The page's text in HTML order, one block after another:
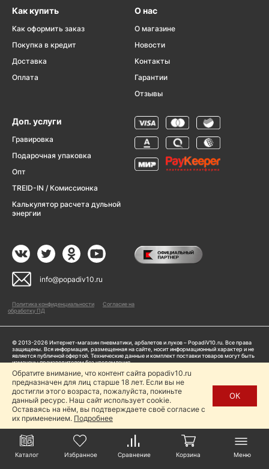
Как купить
Как оформить заказ
Покупка в кредит
Доставка
Оплата
О нас
О магазине
Новости
Контакты
Гарантии
Отзывы
Доп. услуги
Гравировка
Подарочная упаковка
Опт
TREID-IN / Комиссионка
Калькулятор расчета дульной
энергии
info@popadiv10.ru
Политика конфиденциальности
Согласие на
обработку ПД
© 2013-2026 Интернет-магазин пневматики, арбалетов и луков – PopadiV10.ru. Все права
защищены. Вся информация, размещенная на сайте, носит информационный характер и не
является публичной офертой. Технические данные и комплект поставки товаров могут быть
изменены производителем без уведомления
Пользуясь сайтом Popadiv10.ru, пользователь автоматически соглашается с условиями,
прописанными в
Политике конфиденциальности
Копирование любой информации (тексты, фото, видео и др.) с сайта Popadiv10 запрещено,
за исключением наличия письменного согласия администрации сайта Popadiv10.
Каталог Избранное Сравнение Корзина Меню
Обратите внимание, что контент сайта popadiv10.ru
предназначен для лиц старше 18 лет. Если вы не
достигли этого возраста, пожалуйста, покиньте
данный ресурс. Наш сайт использует cookie.
Оставаясь на нём, вы подтверждаете своё согласие с
их применением. Подробнее
ОК